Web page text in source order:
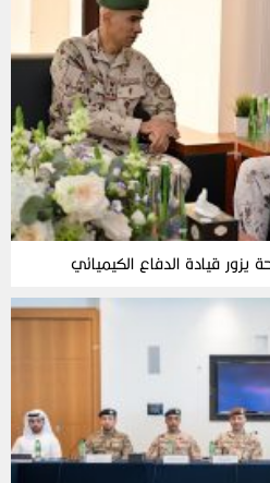
يزور قيادة الدفاع الكيميائي